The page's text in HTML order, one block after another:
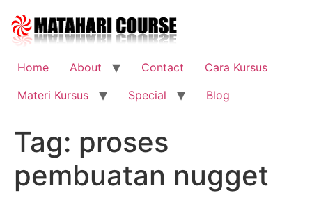
content
Home
About Contact
Cara Kursus
Materi Kursus
Special Blog
Tag: proses
pembuatan nugget